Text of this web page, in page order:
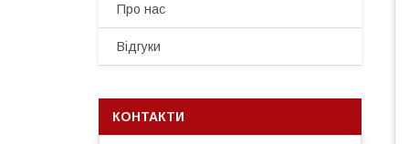
Про нас
Відгуки
КОНТАКТИ